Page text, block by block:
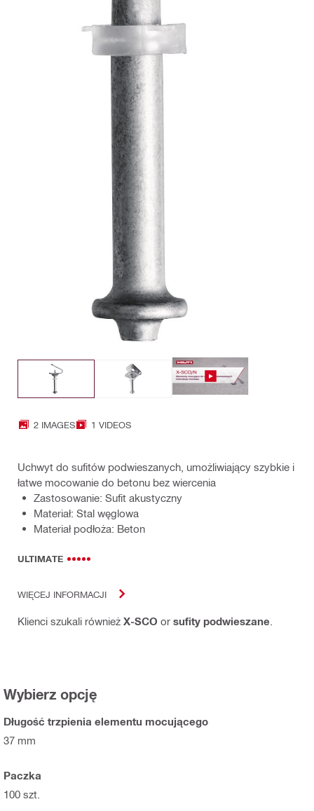
2 IMAGES 1 VIDEOS
Uchwyt do sufitów podwieszanych, umożliwiający szybkie i
łatwe mocowanie do betonu bez wiercenia
Zastosowanie: Sufit akustyczny
Materiał: Stal węglowa
Materiał podłoża: Beton
ULTIMATE
WIĘCEJ INFORMACJI
Klienci szukali również X-SCO or sufity podwieszane
Wybierz opcję
Długość trzpienia elementu mocującego
37 mm
Paczka
100 szt.